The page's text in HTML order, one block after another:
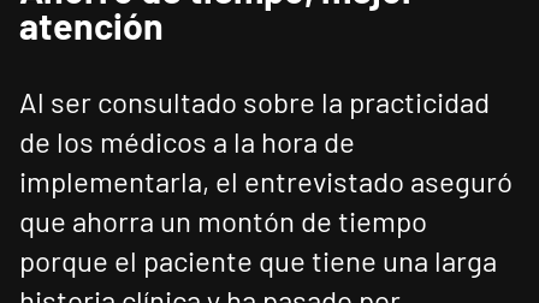
atención
Al ser consultado sobre la practicidad
de los médicos a la hora de
implementarla, el entrevistado aseguró
que ahorra un montón de tiempo
porque el paciente que tiene una larga